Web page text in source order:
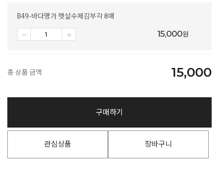
B49-바다명가 햇살수제김부각 8매
15,000원
총 상품 금액 15,000
구매하기
관심상품 장바구니